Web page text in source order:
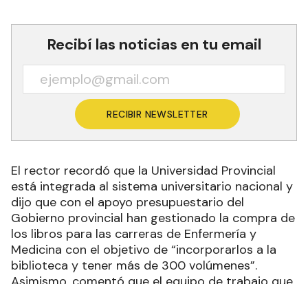
Recibí las noticias en tu email
RECIBIR NEWSLETTER
El rector recordó que la Universidad Provincial
está integrada al sistema universitario nacional y
dijo que con el apoyo presupuestario del
Gobierno provincial han gestionado la compra de
los libros para las carreras de Enfermería y
Medicina con el objetivo de “incorporarlos a la
biblioteca y tener más de 300 volúmenes”.